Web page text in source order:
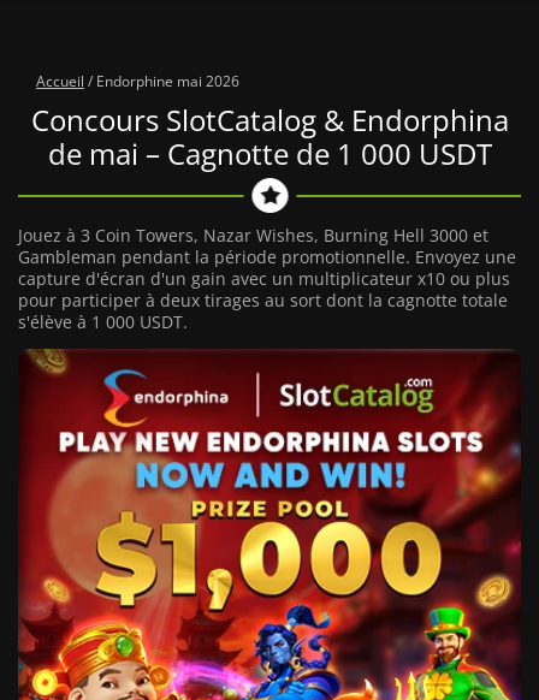
Accueil / Endorphine mai 2026
Concours SlotCatalog & Endorphina
de mai – Cagnotte de 1 000 USDT
Jouez à 3 Coin Towers, Nazar Wishes, Burning Hell 3000 et
Gambleman pendant la période promotionnelle. Envoyez une
capture d'écran d'un gain avec un multiplicateur x10 ou plus
pour participer à deux tirages au sort dont la cagnotte totale
s'élève à 1 000 USDT.